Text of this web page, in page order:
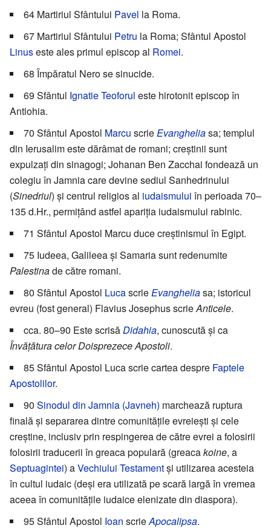
64 Martiriul Sfântului Pavel la Roma.
67 Martiriul Sfântului Petru la Roma; Sfântul Apostol
Linuseste ales primul episcop al Romei.
68 Împăratul Nero se sinucide.
69 Sfântul Ignatie Teoforul este hirotonit episcop în
Antiohia.
70 Sfântul Apostol Marcu scrie Evangheliasa; templul
din Ierusalim este dărâmat de romani; creștinii sunt
expulzați din sinagogi; Johanan Ben Zacchai fondează un
colegiu în Jamnia care devine sediul Sanhedrinului
(Sinedriul) și centrul religios al iudaismului în perioada 70–
135 d.Hr., permițând astfel apariția iudaismului rabinic.
71 Sfântul Apostol Marcu duce creștinismul în Egipt.
75 Iudeea, Galileea și Samaria sunt redenumite
Palestinade către romani.
80 Sfântul Apostol Lucascrie Evangheliasa; istoricul
evreu (fost general) Flavius Josephus scrieAnticele.
cca. 80–90 Este scrisă Didahia, cunoscută și ca
Învățătura celor Doisprezece Apostoli.
85 Sfântul Apostol Luca scrie cartea despre Faptele
Apostolilor.
90 Sinodul din Jamnia (Javneh) marchează ruptura
finală și separarea dintre comunitățile evreiești și cele
creștine, inclusiv prin respingerea de către evrei a folosirii
folosirii traducerii în greaca populară (greacakoine, a
Septuagintei) aVechiului Testamentși utilizarea acesteia
în cultul iudaic (deși era utilizată pe scară largă în vremea
aceea în comunitățile iudaice elenizate din diaspora).
95 Sfântul Apostol Ioan scrieApocalipsa.